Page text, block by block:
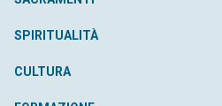
SPIRITUALITÀ
CULTURA